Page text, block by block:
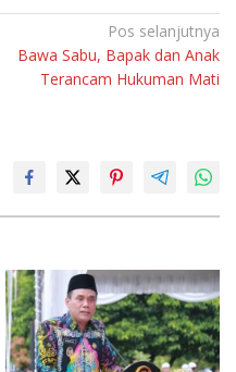
Pos selanjutnya
Bawa Sabu, Bapak dan Anak
Terancam Hukuman Mati